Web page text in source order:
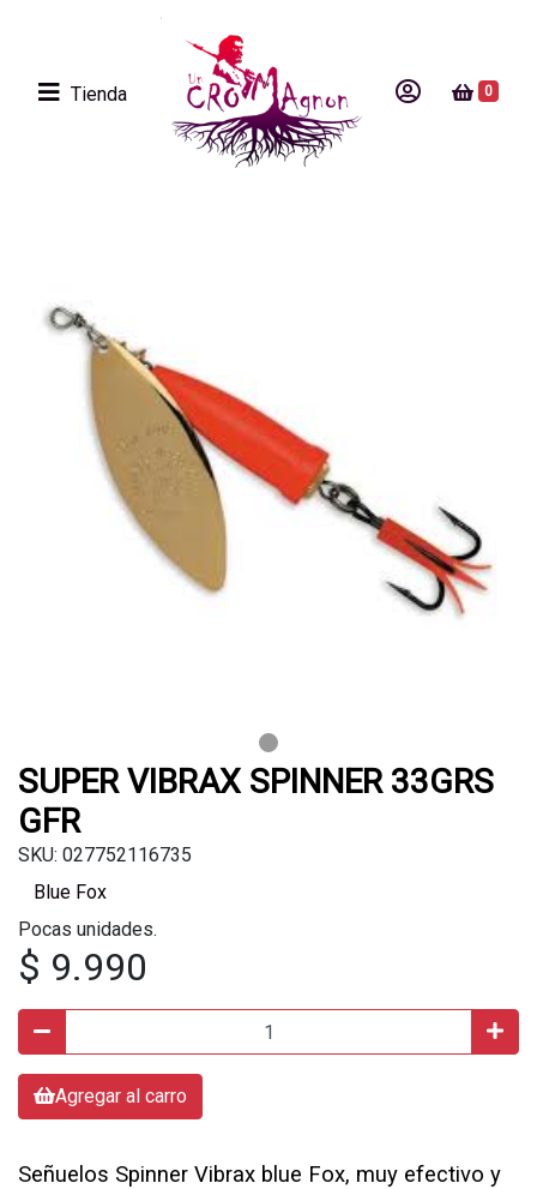
Tienda 0
SUPER VIBRAX SPINNER 33GRS
GFR
SKU: 027752116735
Blue Fox
Pocas unidades.
$ 9.990
Agregar al carro
Señuelos Spinner Vibrax blue Fox, muy efectivo y